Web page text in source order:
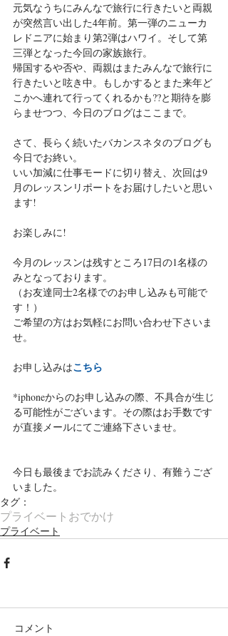
元気なうちにみんなで旅行に行きたいと両親
が突然言い出した4年前。第一弾のニューカ
レドニアに始まり第2弾はハワイ。そして第
三弾となった今回の家族旅行。
帰国するや否や、両親はまたみんなで旅行に
行きたいと呟き中。もしかするとまた来年ど
こかへ連れて行ってくれるかも??と期待を膨
らませつつ、今日のブログはここまで。
さて、長らく続いたバカンスネタのブログも
今日でお終い。
いい加減に仕事モードに切り替え、次回は9
月のレッスンリポートをお届けしたいと思い
ます!
お楽しみに!
今月のレッスンは残すところ17日の1名様の
みとなっております。
（お友達同士2名様でのお申し込みも可能で
す！）
ご希望の方はお気軽にお問い合わせ下さいま
せ。
お申し込みはこちら
*iphoneからのお申し込みの際、不具合が生じ
る可能性がございます。その際はお手数です
が直接メールにてご連絡下さいませ。
今日も最後までお読みくださり、有難うござ
いました。
タグ：
プライベート おでかけ
プライベート
コメント